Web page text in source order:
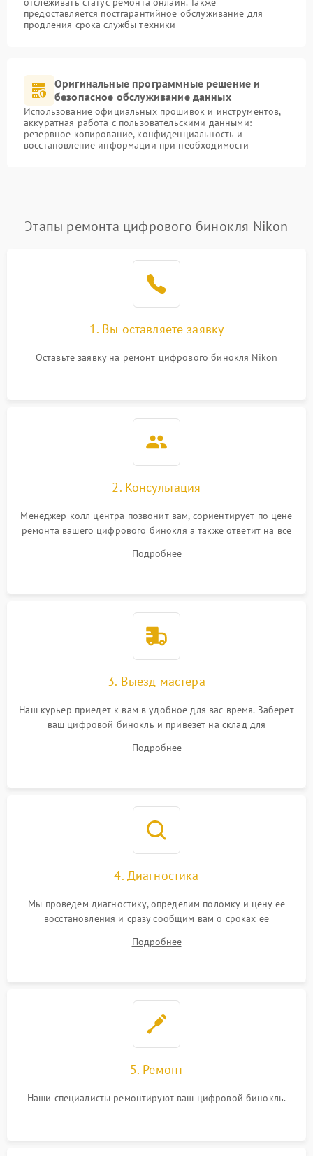
предоставляется постгарантийное обслуживание для
продления срока службы техники
Оригинальные программные решение и
безопасное обслуживание данных
Использование официальных прошивок и инструментов,
аккуратная работа с пользовательскими данными:
резервное копирование, конфиденциальность и
восстановление информации при необходимости
Этапы ремонта цифрового бинокля Nikon
1. Вы оставляете заявку
Оставьте заявку на ремонт цифрового бинокля Nikon
2. Консультация
Менеджер колл центра позвонит вам, сориентирует по цене
ремонта вашего цифрового бинокля а также ответит на все
Подробнее
3. Выезд мастера
Наш курьер приедет к вам в удобное для вас время. Заберет
ваш цифровой бинокль и привезет на склад для
Подробнее
4. Диагностика
Мы проведем диагностику, определим поломку и цену ее
восстановления и сразу сообщим вам о сроках ее
Подробнее
5. Ремонт
Наши специалисты ремонтируют ваш цифровой бинокль.